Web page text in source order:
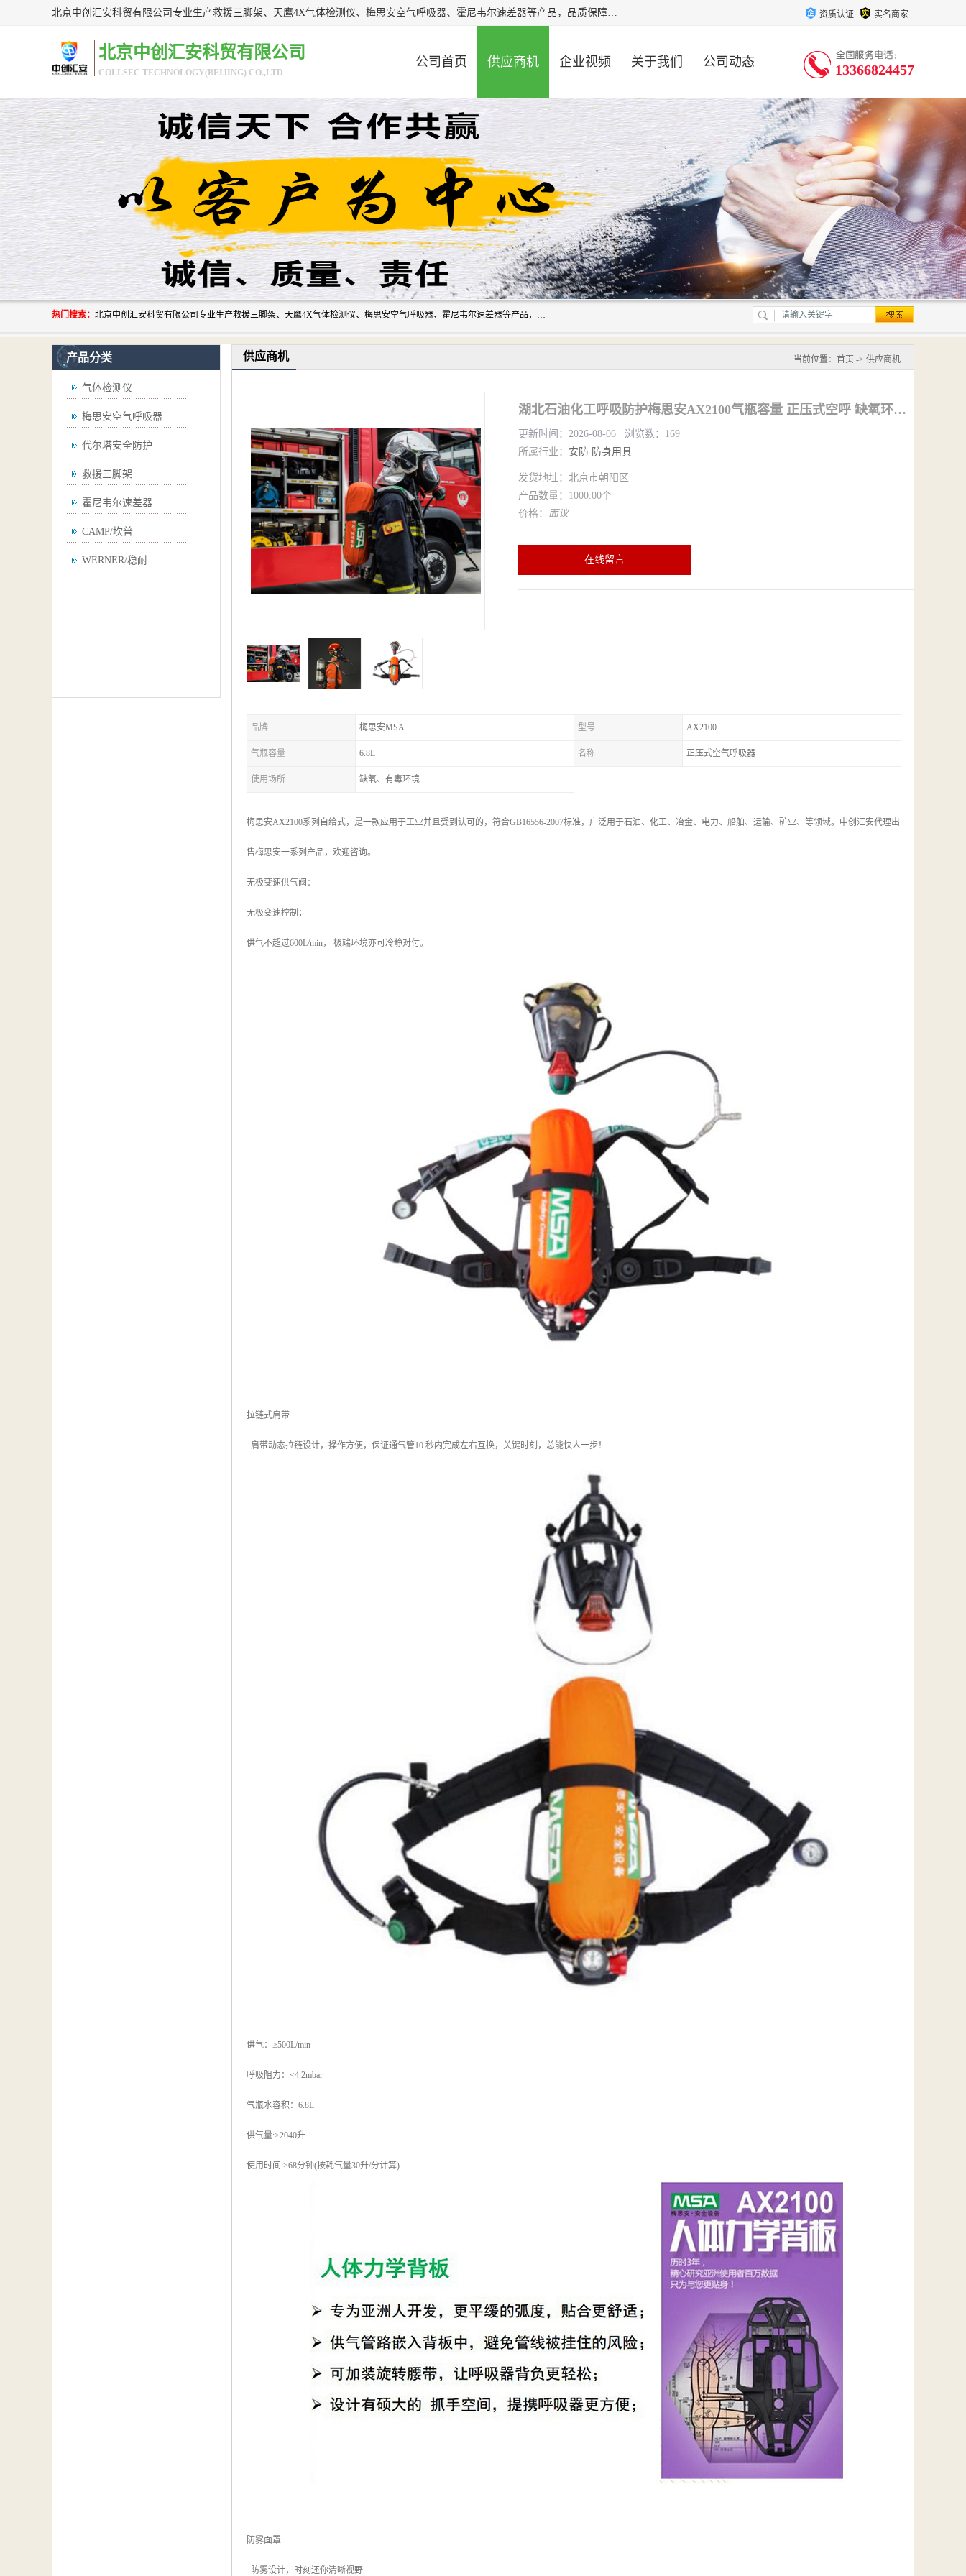
北京中创汇安科贸有限公司专业生产救援三脚架、天鹰4X气体检测仪、梅思安空气呼吸器、霍尼韦尔速差器等产品，品质保障，价格合理，欢迎在线致电咨询。 资质认证 实名商家
北京中创汇安科贸有限公司
COLLSEC TECHNOLOGY(BEIJING) CO.,LTD
公司首页 供应商机 企业视频 关于我们 公司动态 13366824457
热门搜索： 北京中创汇安科贸有限公司专业生产救援三脚架、天鹰4X气体检测仪、梅思安空气呼吸器、霍尼韦尔速差器等产品，品质保障，价格合理，欢迎在线致电咨询。
产品分类
气体检测仪
梅思安空气呼吸器
代尔塔安全防护
救援三脚架
霍尼韦尔速差器
CAMP/坎普
WERNER/稳耐
供应商机 当前位置： 首页 -> 供应商机
湖北石油化工呼吸防护梅思安AX2100气瓶容量 正压式空呼 缺氧环境空呼
更新时间：2026-08-06 浏览数：169
所属行业： 安防 防身用具
发货地址：北京市朝阳区
产品数量：1000.00个
价格： 面议
在线留言
品牌 梅思安MSA 型号 AX2100
气瓶容量 6.8L 名称 正压式空气呼吸器
使用场所 缺氧、有毒环境
梅思安AX2100系列自给式，是一款应用于工业并且受到认可的，符合GB16556-2007标准，广泛用于石油、化工、冶金、电力、船舶、运输、矿业、等领域。中创汇安代理出
售梅思安一系列产品，欢迎咨询。
无极变速供气阀：
无极变速控制；
供气不超过600L/min， 极端环境亦可冷静对付。
拉链式肩带
肩带动态拉链设计，操作方便，保证通气管10 秒内完成左右互换，关键时刻，总能快人一步！
供气：≥500L/min
呼吸阻力：<4.2mbar
气瓶水容积：6.8L
供气量:>2040升
使用时间:>68分钟(按耗气量30升/分计算)
防雾面罩
防雾设计，时刻还你清晰视野